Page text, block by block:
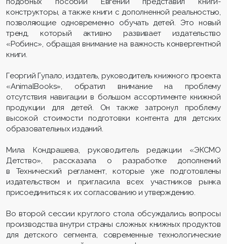
конструкторы, а также книги с дополненной реальностью,
позволяющие одновременно обучать детей. Это новый
тренд, который активно развивает издательство
«Робинс», обращая внимание на важность конвергентной
книги.
Георгий Гупало, издатель, руководитель книжного проекта
«AnimalBooks», обратил внимание на проблему
отсутствия навигации в большом ассортименте книжной
продукции для детей. Он также затронул проблему
высокой стоимости подготовки контента для детских
образовательных изданий.
Мила Кондрашева, руководитель редакции «ЭКСМО
Детство», рассказала о разработке дополнений
в Технический регламент, которые уже подготовлены
издательством и пригласила всех участников рынка
присоединиться к их согласованию и утверждению.
Во второй сессии круглого стола обсуждались вопросы
производства внутри страны сложных книжных продуктов
для детского сегмента, современные технологические